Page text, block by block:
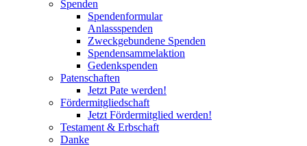
Spenden
Spendenformular
Anlassspenden
Zweckgebundene Spenden
Spendensammelaktion
Gedenkspenden
Patenschaften
Jetzt Pate werden!
Fördermitgliedschaft
Jetzt Fördermitglied werden!
Testament & Erbschaft
Danke